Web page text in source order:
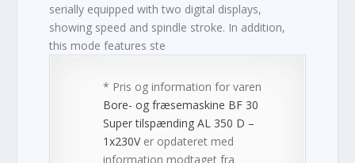
serially equipped with two digital displays,
showing speed and spindle stroke. In addition,
this mode features ste
* Pris og information for varen
Bore- og fræsemaskine BF 30
Super tilspænding AL 350 D –
1x230Ver opdateret med
information modtaget fra